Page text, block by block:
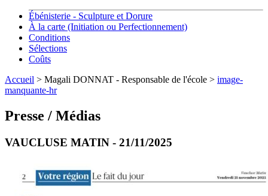
Ébénisterie - Sculpture et Dorure
À la carte (Initiation ou Perfectionnement)
Conditions
Sélections
Coûts
Accueil > Magali DONNAT - Responsable de l'école > image-
manquante-hr
Presse / Médias
VAUCLUSE MATIN - 21/11/2025